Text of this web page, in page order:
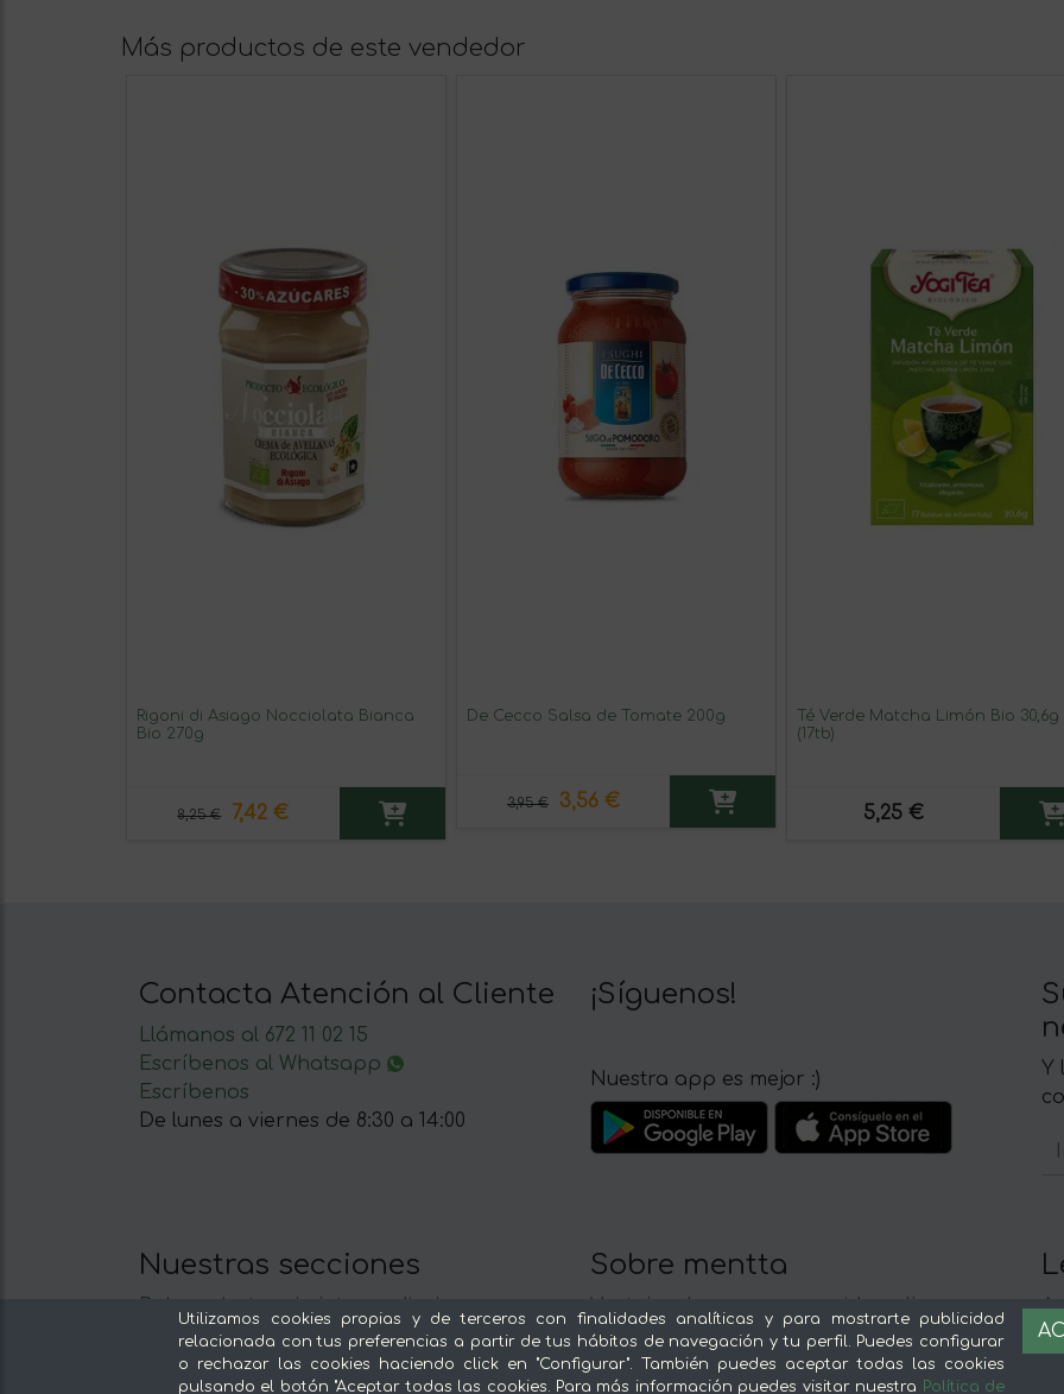
Más productos de este vendedor
Rigoni di Asiago Nocciolata Bianca
Bio 270g
8,25 € 7,42 €
De Cecco Salsa de Tomate 200g
3,95 € 3,56 €
Té Verde Matcha Limón Bio 30,6g
(17tb)
5,25 €
Contacta Atención al Cliente
Llámanos al 672 11 02 15
Escríbenos al Whatsapp
Escríbenos
De lunes a viernes de 8:30 a 14:00
¡Síguenos!
Nuestra app es mejor :)
Y
Nuestras secciones
Del productor, sin intermediarios
Tiendas Especializadas y Productos
Gourmet
Sobre mentta
Ventajas de comprar comida online en
mentta
Conoce mentta
Utilizamos cookies propias y de terceros con finalidades analíticas y para mostrarte publicidad
relacionada con tus preferencias a partir de tus hábitos de navegación y tu perfil. Puedes configurar
o rechazar las cookies haciendo click en "Configurar". También puedes aceptar todas las cookies
pulsando el botón "Aceptar todas las cookies. Para más información puedes visitar nuestra Política de